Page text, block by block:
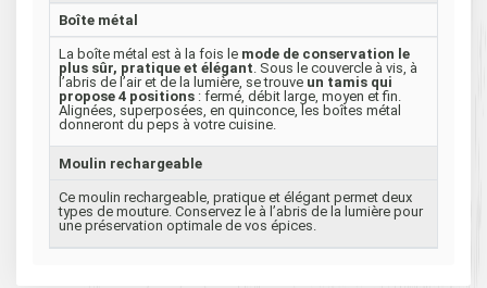
Boîte métal
La boîte métal est à la fois le mode de conservation le
plus sûr, pratique et élégant. Sous le couvercle à vis, à
l’abris de l’air et de la lumière, se trouve un tamis qui
propose 4 positions : fermé, débit large, moyen et fin.
Alignées, superposées, en quinconce, les boîtes métal
donneront du peps à votre cuisine.
Moulin rechargeable
Ce moulin rechargeable, pratique et élégant permet deux
types de mouture. Conservez le à l’abris de la lumière pour
une préservation optimale de vos épices.